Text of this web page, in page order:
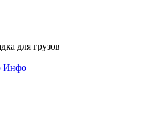
для грузов
Инфо